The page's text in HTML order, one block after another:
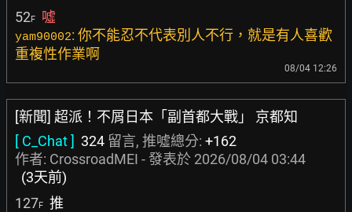
52F 噓
yam90002: 你不能忍不代表別人不行，就是有人喜歡
重複性作業啊
08/04 12:26
[新聞] 超派！不屑日本「副首都大戰」 京都知
[ C_Chat ] 324 留言, 推噓總分: +162
作者: CrossroadMEI - 發表於 2026/08/04 03:44
(3天前)
127F 推